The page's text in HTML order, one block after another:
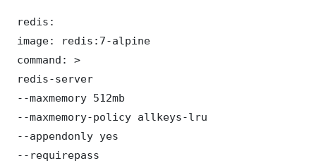
redis:
image: redis:7-alpine
command: >
redis-server
--maxmemory 512mb
--maxmemory-policy allkeys-lru
--appendonly yes
--requirepass